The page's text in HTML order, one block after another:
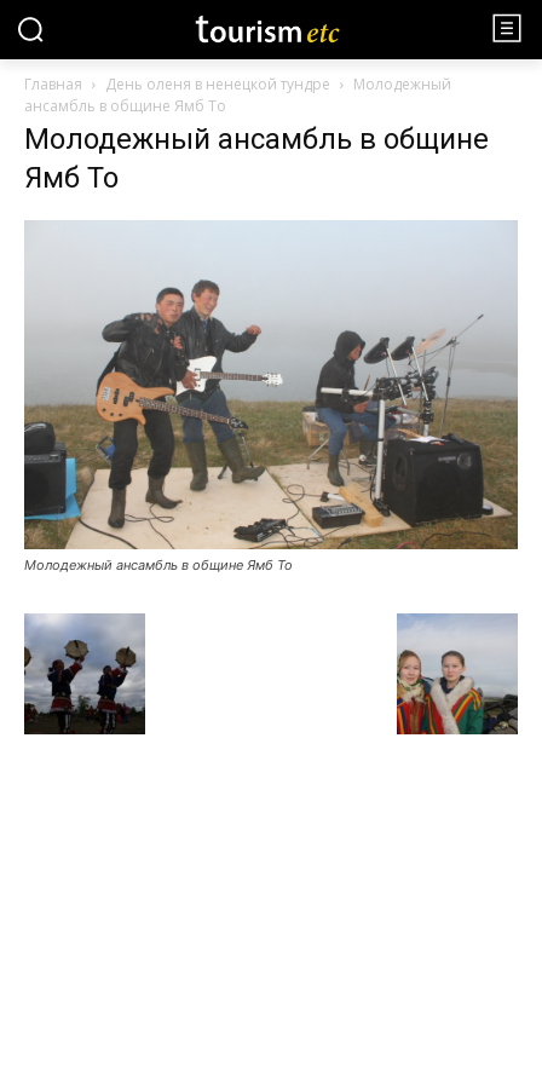
Главная День оленя в ненецкой тундре
Молодежный
ансамбль в общине Ямб То
Молодежный ансамбль в общине
Ямб То
Молодежный ансамбль в общине Ямб То